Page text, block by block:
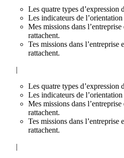
Les quatre types d’expression
Les indicateurs de l’orientation
Mes missions dans
rattachent.
Tes missions dans l’entreprise
rattachent.
|
Les quatre types d’expression
Les indicateurs de l’orientation
Mes missions dans
rattachent.
Tes missions dans l’entreprise
rattachent.
|